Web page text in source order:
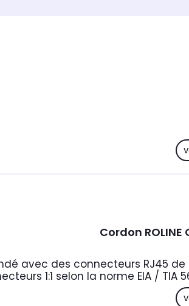
Cordon
avec des connecteurs RJ45
1:1 selon la norme EIA /